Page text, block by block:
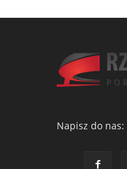
Napisz do nas: